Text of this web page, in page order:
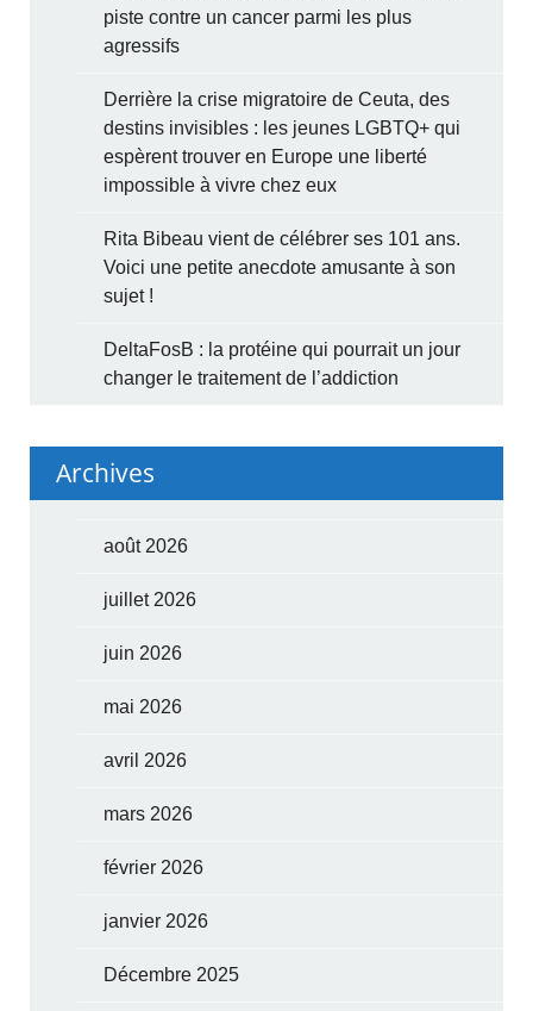
piste contre un cancer parmi les plus
agressifs
Derrière la crise migratoire de Ceuta, des
destins invisibles : les jeunes LGBTQ+ qui
espèrent trouver en Europe une liberté
impossible à vivre chez eux
Rita Bibeau vient de célébrer ses 101 ans.
Voici une petite anecdote amusante à son
sujet !
DeltaFosB : la protéine qui pourrait un jour
changer le traitement de l’addiction
Archives
août 2026
juillet 2026
juin 2026
mai 2026
avril 2026
mars 2026
février 2026
janvier 2026
Décembre 2025